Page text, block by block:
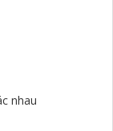
nhau